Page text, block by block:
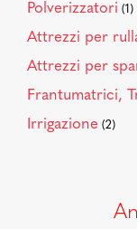
Polverizzatori (1)
Attrezzi per
Attrezzi per
Frantumatrici,
Irrigazione (2)